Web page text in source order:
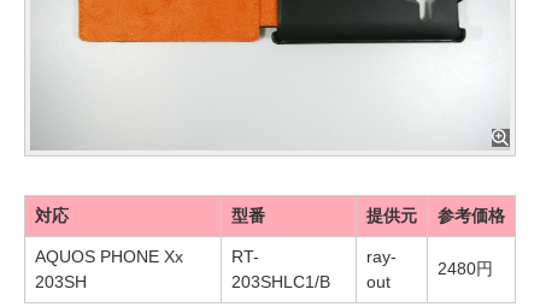
対応 型番 提供元 参考価格
AQUOS PHONE Xx
203SH
RT-
203SHLC1/B
ray-
out
2480円